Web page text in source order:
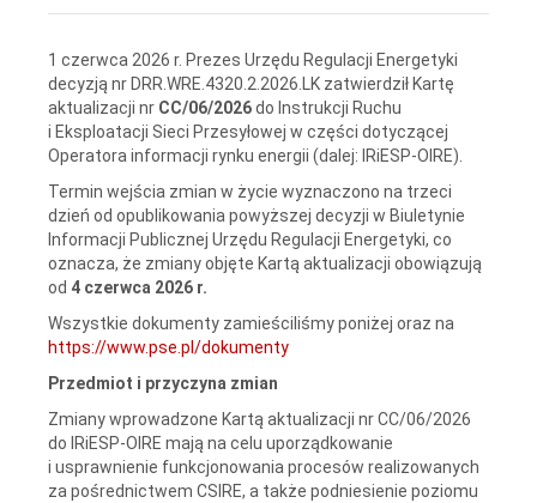
1 czerwca 2026 r. Prezes Urzędu Regulacji Energetyki
decyzją nr DRR.WRE.4320.2.2026.LK zatwierdził Kartę
aktualizacji nr CC/06/2026do Instrukcji Ruchu
i Eksploatacji Sieci Przesyłowej w części dotyczącej
Operatora informacji rynku energii (dalej: IRiESP-OIRE).
Termin wejścia zmian w życie wyznaczono na trzeci
dzień od opublikowania powyższej decyzji w Biuletynie
Informacji Publicznej Urzędu Regulacji Energetyki, co
oznacza, że zmiany objęte Kartą aktualizacji obowiązują
od 4 czerwca 2026 r.
Wszystkie dokumenty zamieściliśmy poniżej oraz na
https://www.pse.pl/dokumenty
Przedmiot i przyczyna zmian
Zmiany wprowadzone Kartą aktualizacji nr CC/06/2026
do IRiESP-OIRE mają na celu uporządkowanie
i usprawnienie funkcjonowania procesów realizowanych
za pośrednictwem CSIRE, a także podniesienie poziomu